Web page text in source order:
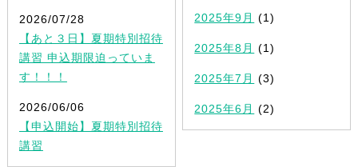
2026/07/28
【あと３日】夏期特別招待
講習 申込期限迫っていま
す！！！
2026/06/06
【申込開始】夏期特別招待
講習
2025年9月 (1)
2025年8月 (1)
2025年7月 (3)
2025年6月 (2)